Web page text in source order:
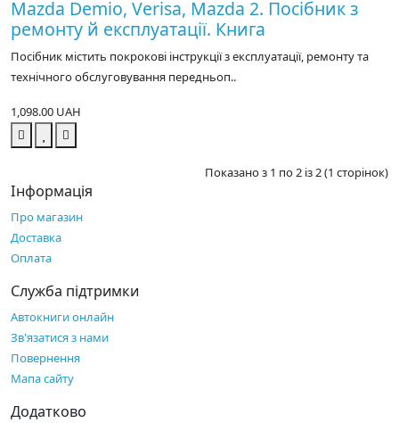
Mazda Demio, Verisa, Mazda 2. Посібник з
ремонту й експлуатації. Книга
Посібник містить покрокові інструкції з експлуатації, ремонту та
технічного обслуговування передньоп..
1,098.00 UAH
Показано з 1 по 2 із 2 (1 сторінок)
Інформація
Про магазин
Доставка
Оплата
Служба підтримки
Автокниги онлайн
Зв'язатися з нами
Повернення
Мапа сайту
Додатково